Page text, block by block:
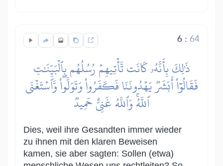
6:64
ذَٰلِكَ بِأَنَّهُۥ كَانَت تَّأۡتِيهِمۡ رُسُلُهُم بِٱلۡبَيِّنَٰتِ
فَقَالُوٓاْ أَبَشَرٞ يَهۡدُونَنَا فَكَفَرُواْ وَتَوَلَّواْۖ وَّٱسۡتَغۡنَى
ٱللَّهُۚ وَٱللَّهُ غَنِيٌّ حَمِيدٞ
Dies, weil ihre Gesandten immer wieder
zu ihnen mit den klaren Beweisen
kamen, sie aber sagten: Sollen (etwa)